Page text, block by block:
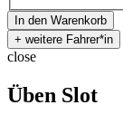
close
Üben Slot